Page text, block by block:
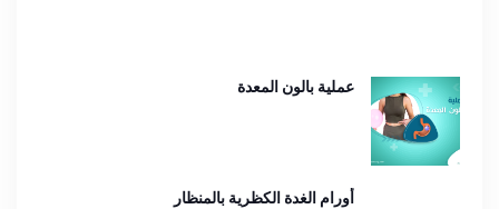
عملية بالون المعدة
أورام الغدة الكظرية بالمنظار